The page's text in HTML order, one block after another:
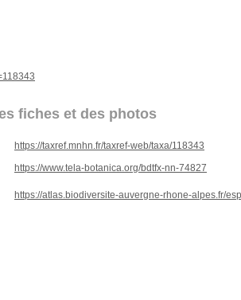
fiches et des photos
https://taxref.mnhn.fr/taxref-web/taxa/118343
https://www.tela-botanica.org/bdtfx-nn-74827
https://atlas.biodiversite-auvergne-rhone-alpes.fr/